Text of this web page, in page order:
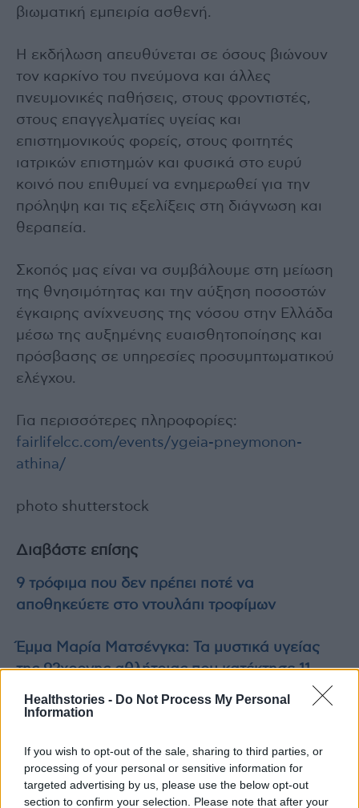
Healthstories - Do Not Process My Personal
Information
If you wish to opt-out of the sale, sharing to third parties, or
processing of your personal or sensitive information for
targeted advertising by us, please use the below opt-out
section to confirm your selection. Please note that after your
βιωματική εμπειρία ασθενή.
Η εκδήλωση απευθύνεται σε όσους βιώνουν
τον καρκίνο του πνεύμονα και άλλες
πνευμονικές παθήσεις, στους φροντιστές,
στους επαγγελματίες υγείας και
επιστημονικούς φορείς, στους φοιτητές
ιατρικών επιστημών και φυσικά στο ευρύ
κοινό που επιθυμεί να ενημερωθεί για την
πρόληψη και τις εξελίξεις στη διάγνωση και
θεραπεία.
Σκοπός μας είναι να συμβάλουμε στη μείωση
της θνησιμότητας και την αύξηση ποσοστών
έγκαιρης ανίχνευσης της νόσου στην Ελλάδα
μέσω της αυξημένης ευαισθητοποίησης και
πρόσβασης σε υπηρεσίες προσυμπτωματικού
ελέγχου.
Για περισσότερες πληροφορίες:
fairlifelcc.com/events/ygeia-pneymonon-
athina/
photo shutterstock
Διαβάστε επίσης
9 τρόφιμα που δεν πρέπει ποτέ να
αποθηκεύετε στο ντουλάπι τροφίμων
Έμμα Μαρία Ματσένγκα: Τα μυστικά υγείας
της 92χρονης αθλήτριας που κατέκτησε 11
παγκόσμια ρεκόρ
TAGS FairLife καρκίνος του πνεύμονα